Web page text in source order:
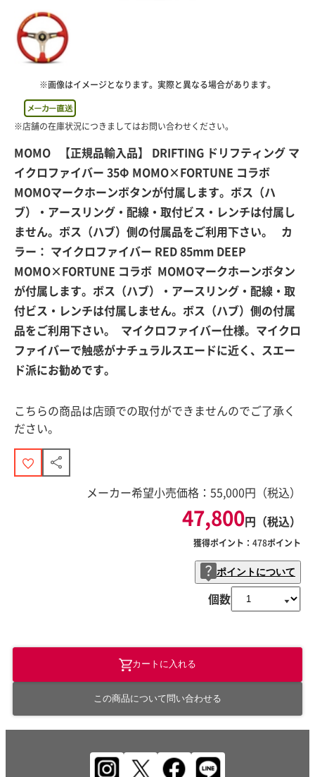
※画像はイメージとなります。実際と異なる場合があります。
MOMO 【正規品輸入品】 DRIFTING ドリフティング マ
イクロファイバー 35Φ MOMO×FORTUNE コラボ
MOMOマークホーンボタンが付属します。ボス（ハ
ブ）・アースリング・配線・取付ビス・レンチは付属し
ません。ボス（ハブ）側の付属品をご利用下さい。 カ
ラー： マイクロファイバー RED 85mm DEEP
MOMO×FORTUNE コラボ MOMOマークホーンボタン
が付属します。ボス（ハブ）・アースリング・配線・取
付ビス・レンチは付属しません。ボス（ハブ）側の付属
品をご利用下さい。 マイクロファイバー仕様。マイクロ
ファイバーで触感がナチュラルスエードに近く、スエー
ド派にお勧めです。
こちらの商品は店頭での取付ができませんのでご了承く
ださい。
メーカー希望小売価格： 55,000円（税込）
47,800円（税込）
獲得ポイント： 478ポイント
ポイントについて
個数
この商品について問い合わせる
カートに入れる